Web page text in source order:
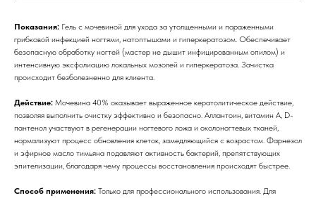
Показания: Гель с мочевиной для ухода за утолщенными и пораженными
грибковой инфекцией ногтями, натоптышами и гиперкератозом. Обеспечивает
безопасную обработку ногтей (мастер не дышит инфицированным опилом) и
интенсивную эксфолиацию локальных мозолей и гиперкератоза. Зачистка
происходит безболезненно для клиента.
Действие: Мочевина 40% оказывает выраженное кератолитическое действие,
позволяя выполнить очистку эффективно и безопасно. Аллантоин, витамин А, D-
пантенол участвуют в регенерации ногтевого ложа и околоногтевых тканей,
нормализуют процесс обновления клеток, замедляющийся с возрастом. Фарнезол
и эфирное масло тимьяна подавляют активность бактерий, препятствующих
эпителизации, благодаря чему процессы восстановления происходят быстрее.
Способ применения: Только для профессионального использования. Для